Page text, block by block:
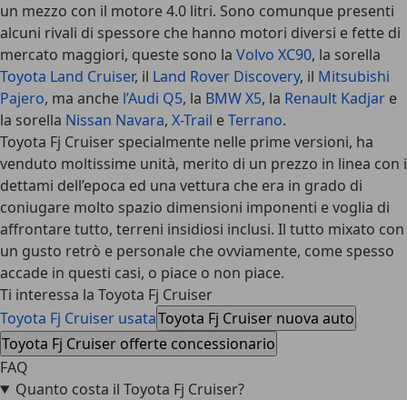
un mezzo con il motore 4.0 litri. Sono comunque presenti
alcuni rivali di spessore che hanno motori diversi e fette di
mercato maggiori, queste sono la Volvo XC90, la sorella
Toyota Land Cruiser, il Land Rover Discovery, il Mitsubishi
Pajero, ma anche l’Audi Q5, la BMW X5, la Renault Kadjar e
la sorella Nissan Navara, X-Trail eTerrano.
Toyota Fj Cruiser specialmente nelle prime versioni, ha
venduto moltissime unità, merito di un prezzo in linea con i
dettami dell’epoca ed una vettura che era in grado di
coniugare molto spazio dimensioni imponenti e voglia di
affrontare tutto, terreni insidiosi inclusi. Il tutto mixato con
un gusto retrò e personale che ovviamente, come spesso
accade in questi casi, o piace o non piace.
Ti interessa la Toyota Fj Cruiser
Toyota Fj Cruiser usataToyota Fj Cruiser nuova auto
Toyota Fj Cruiser offerte concessionario
FAQ
Quanto costa il Toyota Fj Cruiser?